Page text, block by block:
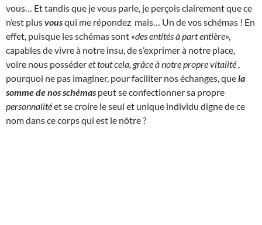
vous… Et tandis que je vous parle, je perçois clairement que ce
n’est plusvousqui me répondez mais… Un de vos schémas ! En
effet, puisque les schémas sont «des entités à part entière»,
capables de vivre à notre insu, de s’exprimer à notre place,
voire nous posséderet tout cela, grâce à notre propre vitalité
pourquoi ne pas imaginer, pour faciliter nos échanges, quela
somme de nos schémas peut se confectionner sa propre
personnalitéet se croire le seul et unique individu digne de ce
nom dans ce corps qui est le nôtre ?